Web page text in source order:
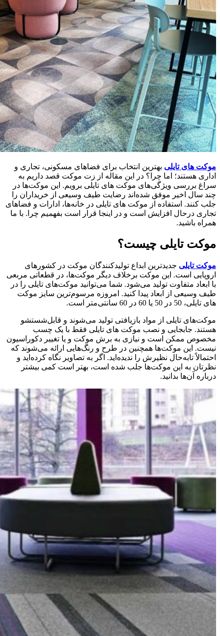
موکت های تایلی بهترین انتخاب برای فضاهای مسکونی، تجاری و
اداری هستند؛ اما چرا؟ در این مقاله از زت موکت قصد داریم به
سراغ بررسی ویژگی‌های موکت های تایلی برویم. این موکت‌ها در
چند سال اخیر موفق شده‌اند رضایت طیف وسیعی از خریداران را
جلب کنند. استفاده از موکت‌ های تایلی در خانه‌ها، ادارات و فضاهای
تجاری درحال افزایش است و در اینجا قرار است بفهمیم چرا. با ما
همراه باشید.
موکت تایلی چیست؟
موکت تایلی جدیدترین ابداع تولیدکنندگان موکت در کشورهای
اروپایی است. این موکت برخلاف دیگر موکت‌ها، در قطعاتی مربعی
با ابعاد متفاوت تولید می‌شود. شما می‌توانید موکت‌های تایلی را در
طیف وسیعی از ابعاد پیدا کنید. امروزه مرسوم‌ترین سایز موکت
های تایلی، 50 در 50 یا 60 در 60 سانتی‌متر است.
موکت‌های تایلی از مواد بازیافتی تولید می‌شوند و قابل‌شستشو
هستند. جابجایی و نصب موکت های تایلی فقط با یک چسب
مخصوص ممکن است و نیازی به برش موکت و یا تغییر دکوراسیون
نیست. این موکت‌ها همچنین در طرح و رنگ‌هایی ارائه می‌شوند که
احتمالاً تابه‌حال نظیرش را ندیده‌اید. اگر به تصاویر نگاه کرده‌اید و
نظرتان به این موکت‌ها جلب شده است، بهتر است کمی بیشتر
درباره آن‌ها بدانید.